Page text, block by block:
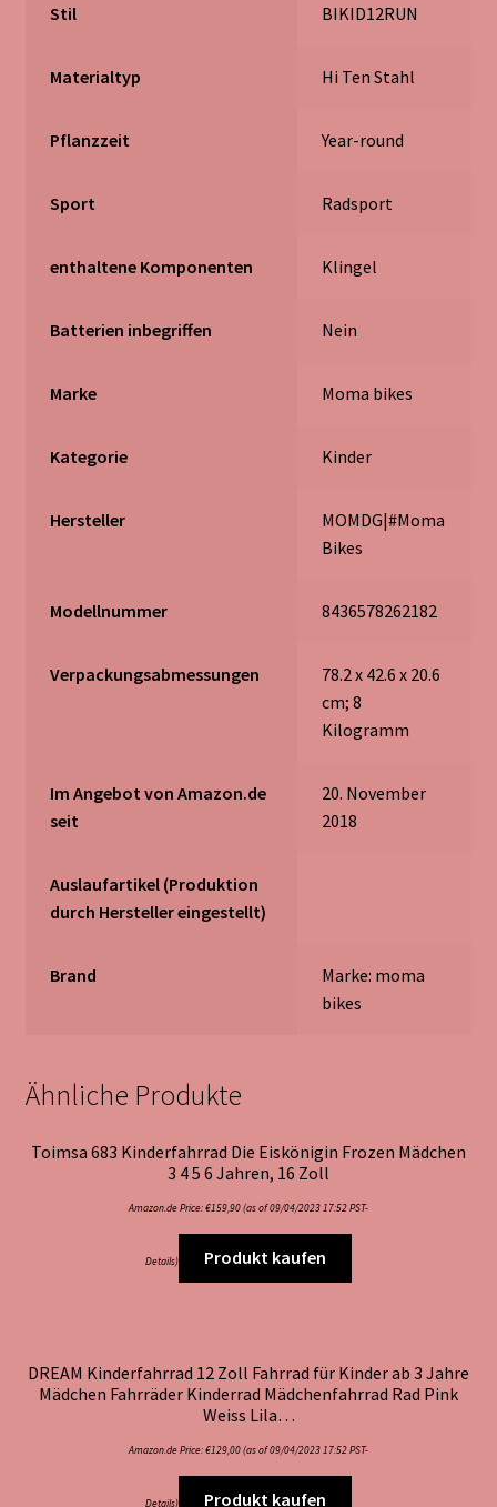
Stil ‎BIKID12RUN
Materialtyp ‎Hi Ten Stahl
Pflanzzeit ‎Year-round
Sport ‎Radsport
enthaltene Komponenten ‎Klingel
Batterien inbegriffen ‎Nein
Marke ‎Moma bikes
Kategorie ‎Kinder
Hersteller
‎MOMDG|#Moma
Bikes
Modellnummer ‎8436578262182
Verpackungsabmessungen
‎78.2 x 42.6 x 20.6
cm; 8
Kilogramm
Im Angebot von Amazon.de
seit
20. November
2018
Auslaufartikel (Produktion
durch Hersteller eingestellt)
Brand
Marke: moma
bikes
Ähnliche Produkte
Toimsa 683 Kinderfahrrad Die Eiskönigin Frozen Mädchen
3 4 5 6 Jahren, 16 Zoll
Amazon.de Price:€159,90(as of 09/04/2023 17:52 PST-
Details) Produkt kaufen
DREAM Kinderfahrrad 12 Zoll Fahrrad für Kinder ab 3 Jahre
Mädchen Fahrräder Kinderrad Mädchenfahrrad Rad Pink
Weiss Lila…
Amazon.de Price:€129,00(as of 09/04/2023 17:52 PST-
Details) Produkt kaufen